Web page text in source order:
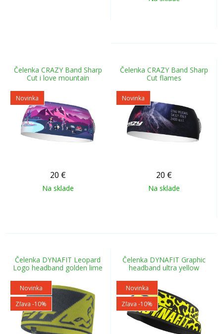
Čelenka CRAZY Band Sharp
Cut i love mountain
Novinka
20 €
Na sklade
Čelenka CRAZY Band Sharp
Cut flames
Novinka
20 €
Na sklade
Čelenka DYNAFIT Leopard
Logo headband golden lime
Novinka
Zľava -10%
Čelenka DYNAFIT Graphic
headband ultra yellow
Novinka
Zľava -10%